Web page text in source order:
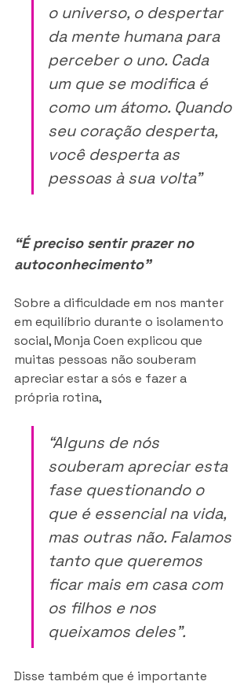
o universo, o despertar
da mente humana para
perceber o uno. Cada
um que se modifica é
como um átomo. Quando
seu coração desperta,
você desperta as
pessoas à sua volta”
“É preciso sentir prazer no
autoconhecimento”
Sobre a dificuldade em nos manter
em equilíbrio durante o isolamento
social, Monja Coen explicou que
muitas pessoas não souberam
apreciar estar a sós e fazer a
própria rotina,
“Alguns de nós
souberam apreciar esta
fase questionando o
que é essencial na vida,
mas outras não. Falamos
tanto que queremos
ficar mais em casa com
os filhos e nos
queixamos deles”.
Disse também que é importante